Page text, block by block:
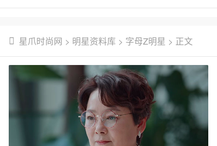
星爪时尚网 > 明星资料库 > 字母Z明星 > 正文